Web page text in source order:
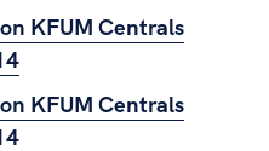
KFUM Centrals
KFUM Centrals